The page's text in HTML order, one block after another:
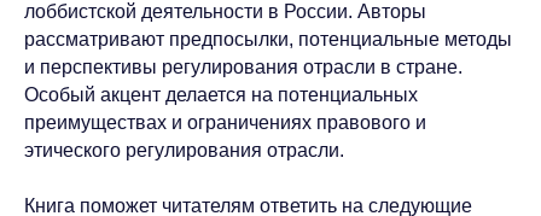
лоббистской деятельности в России. Авторы
рассматривают предпосылки, потенциальные методы
и перспективы регулирования отрасли в стране.
Особый акцент делается на потенциальных
преимуществах и ограничениях правового и
этического регулирования отрасли.
Книга поможет читателям ответить на следующие